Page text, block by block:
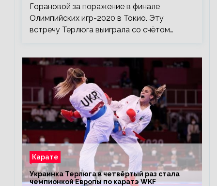
Горановой за поражение в финале
Олимпийских игр-2020 в Токио. Эту
встречу Терлюга выиграла со счётом…
Карате
Украинка Терлюга в четвёртый раз стала
чемпионкой Европы по каратэ WKF